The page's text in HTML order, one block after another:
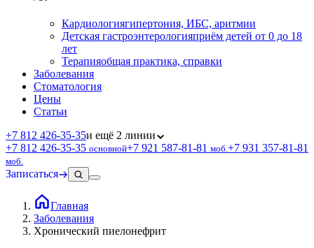
Кардиологиягипертония, ИБС, аритмии
Детская гастроэнтерологияприём детей от 0 до 18
лет
Терапияобщая практика, справки
Заболевания
Стоматология
Цены
Статьи
+7 812 426‑35‑35и ещё 2 линии
+7 812 426‑35‑35 основной+7 921 587‑81‑81 моб. +7 931 357‑81‑81
моб.
Записаться
Главная
Заболевания
Хронический пиелонефрит